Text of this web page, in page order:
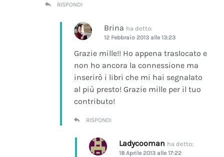
RISPONDI
Brina ha detto:
12 Febbraio 2013 alle 13:23
Grazie mille!! Ho appena traslocato e
non ho ancora la connessione ma
inserirò i libri che mi hai segnalato
al più presto! Grazie mille per il tuo
contributo!
RISPONDI
Ladycooman ha detto:
18 Aprile 2013 alle 17:22